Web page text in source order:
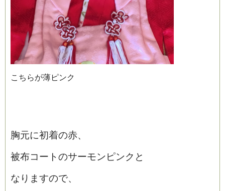
こちらが薄ピンク
胸元に初着の赤、
被布コートのサーモンピンクと
なりますので、